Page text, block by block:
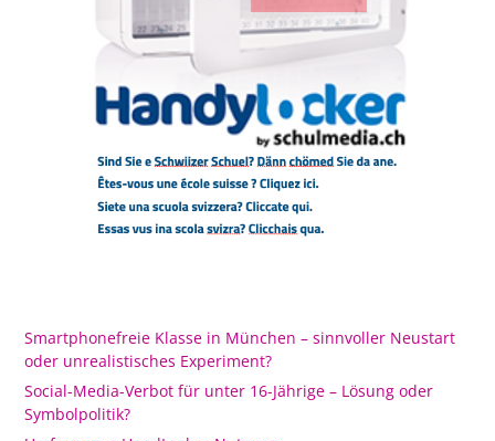
Smartphonefreie Klasse in München – sinnvoller Neustart
oder unrealistisches Experiment?
Social-Media-Verbot für unter 16-Jährige – Lösung oder
Symbolpolitik?